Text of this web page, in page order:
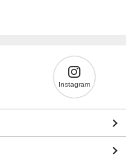
Instagram